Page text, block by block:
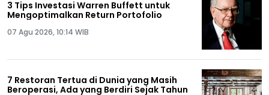
3 Tips Investasi Warren Buffett untuk
Mengoptimalkan Return Portofolio
07 Agu 2026, 10:14 WIB
7 Restoran Tertua di Dunia yang Masih
Beroperasi, Ada yang Berdiri Sejak Tahun